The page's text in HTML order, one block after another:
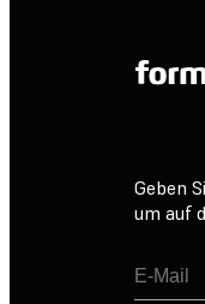
Geben
um auf